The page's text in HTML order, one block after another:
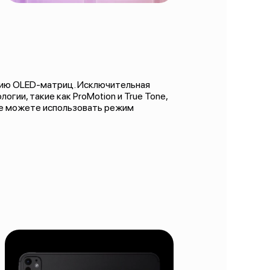
OLED-матриц. Исключительная
такие как ProMotion и True Tone,
можете использовать режим